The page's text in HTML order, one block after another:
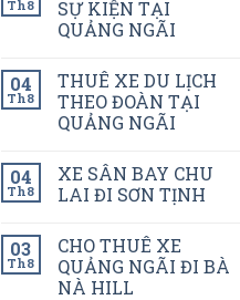
Th8
SỰ KIỆN TẠI
QUẢNG NGÃI
04
Th8
THUÊ XE DU LỊCH
THEO ĐOÀN TẠI
QUẢNG NGÃI
04
Th8
XE SÂN BAY CHU
LAI ĐI SƠN TỊNH
03
Th8
CHO THUÊ XE
QUẢNG NGÃI ĐI BÀ
NÀ HILL